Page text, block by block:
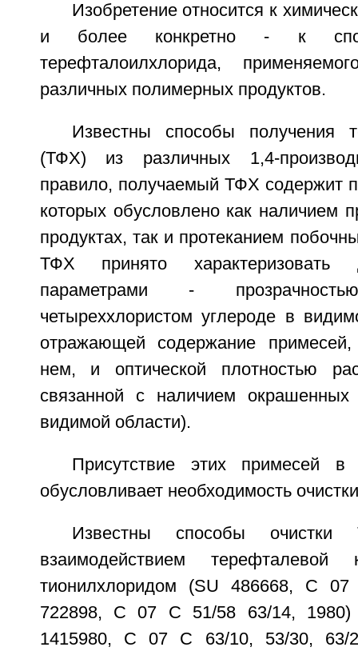
Изобретение относится к
и более конкретно - к
терефталоилхлорида,
различных полимерных продуктов.
Известны способы получения
(ТФХ) из различных 1,4-
правило, получаемый ТФХ содержит
которых обусловлено как наличием
продуктах, так и протеканием
ТФХ принято характеризовать
параметрами -
четыреххлористом углероде в
отражающей содержание
нем, и оптической плотностью
связанной с наличием
видимой области).
Присутствие этих примесей в
обусловливает необходимость
Известны способы очистки
взаимодействием
тионилхлоридом (SU 486668, С
722898, С 07 С 51/58 63/14, 1980)
1415980, С 07 С 63/10, 53/30, 63/